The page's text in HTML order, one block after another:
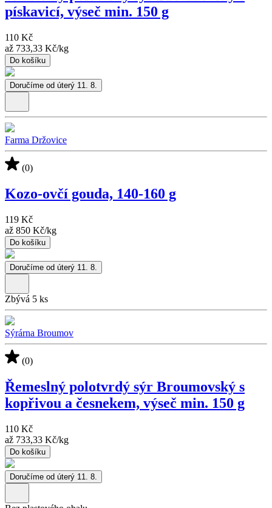
pískavicí, výseč min. 150 g
110 Kč
až 733,33 Kč/kg
Do košíku
Doručíme od úterý 11. 8.
Farma Držovice
(0)
Kozo-ovčí gouda, 140-160 g
119 Kč
až 850 Kč/kg
Do košíku
Doručíme od úterý 11. 8.
Zbývá 5 ks
Sýrárna Broumov
(0)
Řemeslný polotvrdý sýr Broumovský s
kopřivou a česnekem, výseč min. 150 g
110 Kč
až 733,33 Kč/kg
Do košíku
Doručíme od úterý 11. 8.